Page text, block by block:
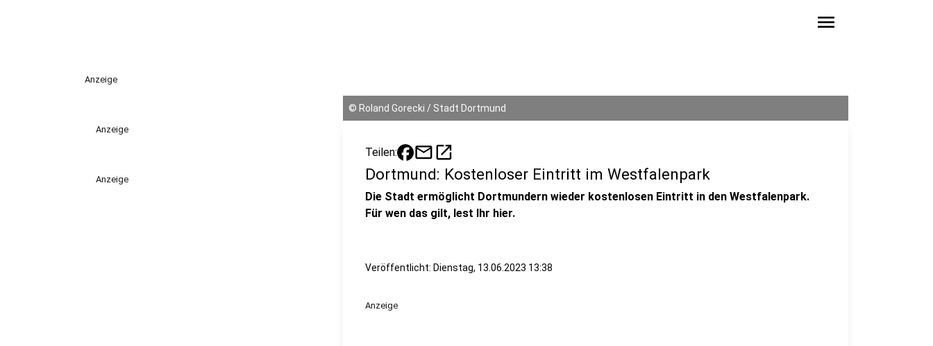
menu
Anzeige
Anzeige
Anzeige
© Roland Gorecki / Stadt Dortmund
Teilen: mailopen_in_new
Dortmund: Kostenloser Eintritt im Westfalenpark
Die Stadt ermöglicht Dortmundern wieder kostenlosen Eintritt in den Westfalenpark.
Für wen das gilt, lest Ihr hier.
Veröffentlicht: Dienstag, 13.06.2023 13:38
Anzeige